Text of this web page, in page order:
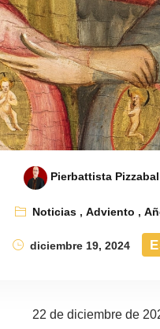
Pierbattista
Noticias,Adviento ,
diciembre 19, 2024
22 de diciembre de